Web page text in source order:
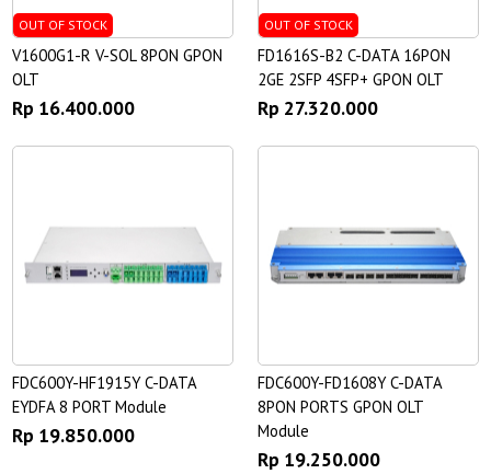
OUT OF STOCK
V1600G1-R V-SOL 8PON GPON
OLT
Rp 16.400.000
OUT OF STOCK
FD1616S-B2 C-DATA 16PON
2GE 2SFP 4SFP+ GPON OLT
Rp 27.320.000
FDC600Y-HF1915Y C-DATA
EYDFA 8 PORT Module
Rp 19.850.000
FDC600Y-FD1608Y C-DATA
8PON PORTS GPON OLT
Module
Rp 19.250.000